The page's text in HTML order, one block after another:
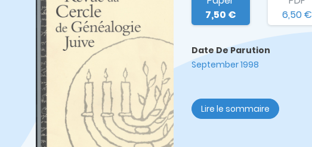
7,50 €
6,50 €
Date De Parution
September 1998
Lire le sommaire